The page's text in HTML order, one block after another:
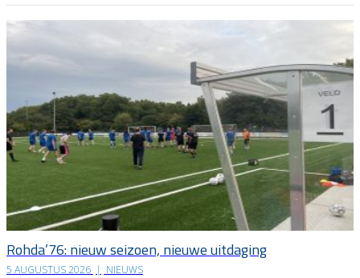
Rohda’76: nieuw seizoen, nieuwe uitdaging
5 AUGUSTUS 2026 | NIEUWS